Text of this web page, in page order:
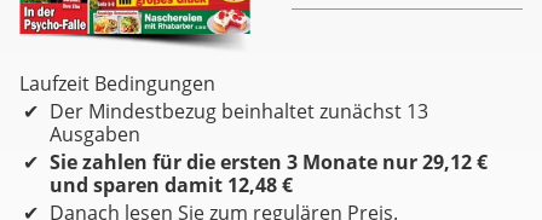
Laufzeit Bedingungen
Der Mindestbezug beinhaltet zunächst 13
Ausgaben
Sie zahlen für die ersten 3 Monate nur 29,12 €
und sparen damit 12,48 €
Danach lesen Sie zum regulären Preis.